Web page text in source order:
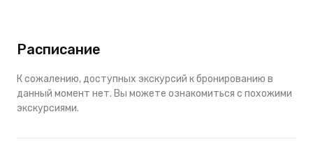
Расписание
К сожалению, доступных экскурсий к бронированию в
данный момент нет. Вы можете ознакомиться с похожими
экскурсиями.